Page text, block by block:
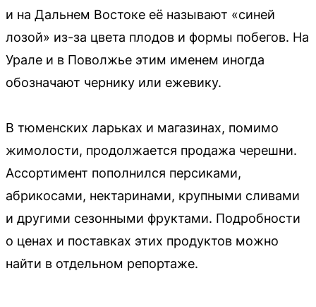
и на Дальнем Востоке её называют «синей
лозой» из-за цвета плодов и формы побегов. На
Урале и в Поволжье этим именем иногда
обозначают чернику или ежевику.
В тюменских ларьках и магазинах, помимо
жимолости, продолжается продажа черешни.
Ассортимент пополнился персиками,
абрикосами, нектаринами, крупными сливами
и другими сезонными фруктами. Подробности
о ценах и поставках этих продуктов можно
найти в отдельном репортаже.